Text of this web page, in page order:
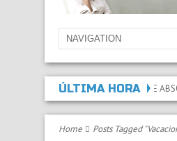
ÚLTIMA HORA
LA INCAPACIDAD PERMANENTE
Home Posts Tagged